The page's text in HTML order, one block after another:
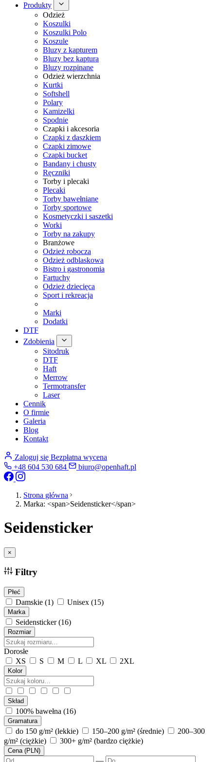
Produkty
Odzież
Koszulki
Koszulki Polo
Koszule
Bluzy z kapturem
Bluzy bez kaptura
Bluzy rozpinane
Odzież wierzchnia
Kurtki
Softshell
Polary
Kamizelki
Spodnie
Czapki i akcesoria
Czapki z daszkiem
Czapki zimowe
Czapki bucket
Bandany i chusty
Ręczniki
Torby i plecaki
Plecaki
Torby bawełniane
Torby sportowe
Kosmetyczki i saszetki
Worki
Torby na zakupy
Branżowe
Odzież robocza
Odzież odblaskowa
Bistro i gastronomia
Fartuchy
Odzież dziecięca
Sport i rekreacja
Marki
Dodatki
DTF
Zdobienia
Sitodruk
DTF
Haft
Merrow
Termotransfer
Laser
Cennik
O firmie
Galeria
Blog
Kontakt
Zaloguj się Bezpłatna wycena
+48 604 530 684
biuro@openhaft.pl
Strona główna
Marka: <span>Seidensticker</span>
Seidensticker
×
Filtry
Płeć
Damskie (1) Unisex (15)
Marka
Seidensticker (16)
Rozmiar
Dorosłe
XS
S M L XL 2XL
Kolor
Skład
100% bawełna (16)
Gramatura
do 150 g/m² (lekkie) 150–200 g/m² (średnie)
200–300
g/m² (ciężkie)
300+ g/m² (bardzo ciężkie)
Cena (PLN)
—